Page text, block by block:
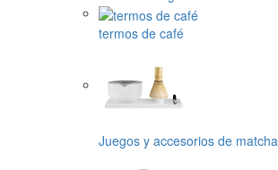
termos de café
Juegos y accesorios de matcha